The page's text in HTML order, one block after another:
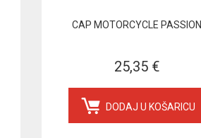
CAP MOTORCYCLE PASSION
25,35 €
DODAJ U KOŠARICU